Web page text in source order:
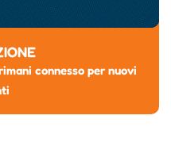
connesso per nuovi